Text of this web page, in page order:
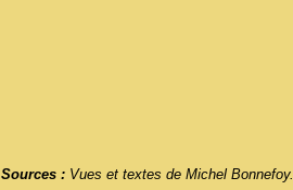
Sources : Vues et textes de Michel Bonnefoy.